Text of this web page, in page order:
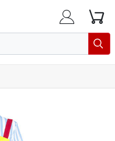
 
